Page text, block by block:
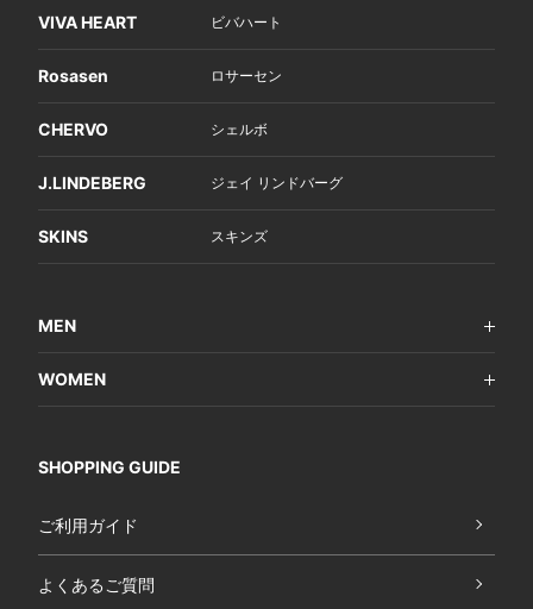
VIVA HEART ビバハート
Rosasen ロサーセン
CHERVO シェルボ
J.LINDEBERG ジェイ リンドバーグ
SKINS スキンズ
MEN
WOMEN
SHOPPING GUIDE
ご利用ガイド
よくあるご質問